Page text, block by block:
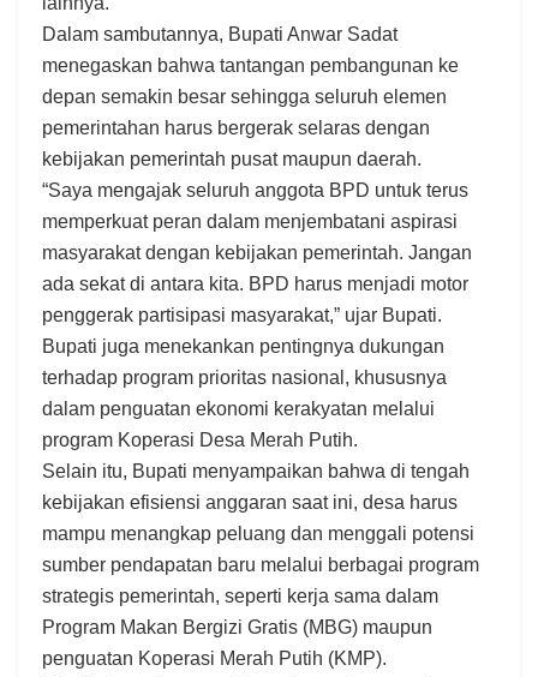
Dalam sambutannya, Bupati Anwar Sadat
menegaskan bahwa tantangan pembangunan ke
depan semakin besar sehingga seluruh elemen
pemerintahan harus bergerak selaras dengan
kebijakan pemerintah pusat maupun daerah.
“Saya mengajak seluruh anggota BPD untuk terus
memperkuat peran dalam menjembatani aspirasi
masyarakat dengan kebijakan pemerintah. Jangan
ada sekat di antara kita. BPD harus menjadi motor
penggerak partisipasi masyarakat,” ujar Bupati.
Bupati juga menekankan pentingnya dukungan
terhadap program prioritas nasional, khususnya
dalam penguatan ekonomi kerakyatan melalui
program Koperasi Desa Merah Putih.
Selain itu, Bupati menyampaikan bahwa di tengah
kebijakan efisiensi anggaran saat ini, desa harus
mampu menangkap peluang dan menggali potensi
sumber pendapatan baru melalui berbagai program
strategis pemerintah, seperti kerja sama dalam
Program Makan Bergizi Gratis (MBG) maupun
penguatan Koperasi Merah Putih (KMP).